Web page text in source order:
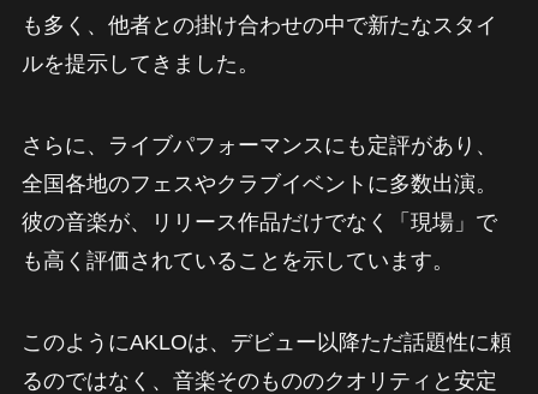
も多く、他者との掛け合わせの中で新たなスタイ
ルを提示してきました。
さらに、ライブパフォーマンスにも定評があり、
全国各地のフェスやクラブイベントに多数出演。
彼の音楽が、リリース作品だけでなく「現場」で
も高く評価されていることを示しています。
このようにAKLOは、デビュー以降ただ話題性に頼
るのではなく、音楽そのもののクオリティと安定